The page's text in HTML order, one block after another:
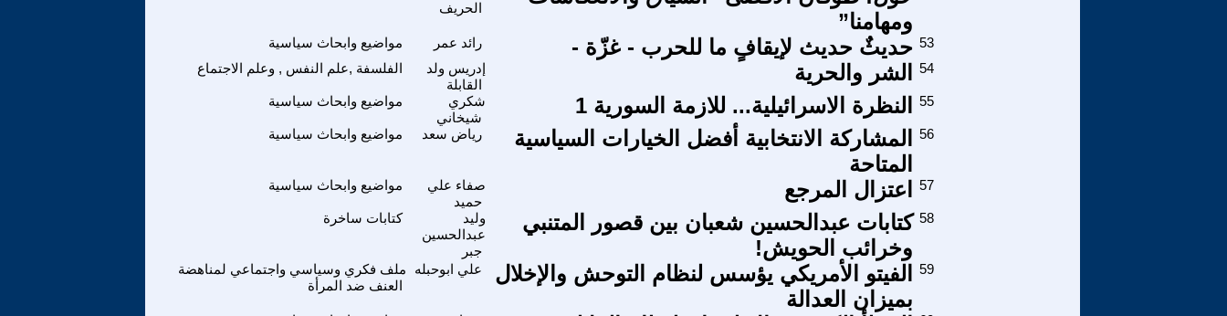
الحريف
ومهامنا”
مواضيع وابحاث سياسية رائد عمر حديثٌ حديث لإيقافٍ ما للحرب - غزّة - 53
الفلسفة ,علم النفس , وعلم الاجتماع
إدريس ولد
القابلة
الشر والحرية 54
مواضيع وابحاث سياسية
شكري
شيخاني
النظرة الاسرائيلية... للازمة السورية 1 55
مواضيع وابحاث سياسية رياض سعد
المشاركة الانتخابية أفضل الخيارات السياسية
المتاحة
56
مواضيع وابحاث سياسية
صفاء علي
حميد
اعتزال المرجع 57
كتابات ساخرة
وليد
عبدالحسين
جبر
كتابات عبدالحسين شعبان بين قصور المتنبي
وخرائب الحويش!
58
ملف فكري وسياسي واجتماعي لمناهضة
العنف ضد المرأة
علي ابوحبله
الفيتو الأمريكي يؤسس لنظام التوحش والإخلال
بميزان العدالة
59